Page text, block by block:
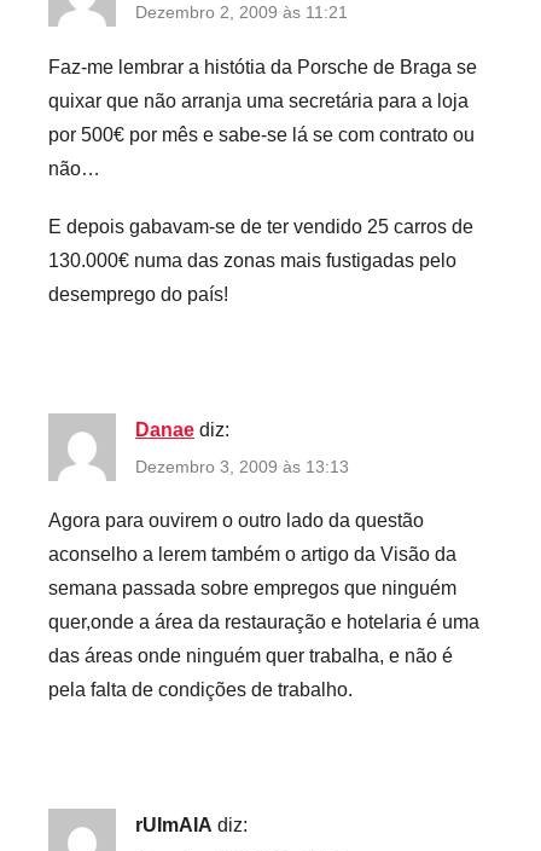
Dezembro 2, 2009 às 11:21
Faz-me lembrar a histótia da Porsche de Braga se
quixar que não arranja uma secretária para a loja
por 500€ por mês e sabe-se lá se com contrato ou
não…
E depois gabavam-se de ter vendido 25 carros de
130.000€ numa das zonas mais fustigadas pelo
desemprego do país!
Danae diz:
Dezembro 3, 2009 às 13:13
Agora para ouvirem o outro lado da questão
aconselho a lerem também o artigo da Visão da
semana passada sobre empregos que ninguém
quer,onde a área da restauração e hotelaria é uma
das áreas onde ninguém quer trabalha, e não é
pela falta de condições de trabalho.
rUImAIA diz: